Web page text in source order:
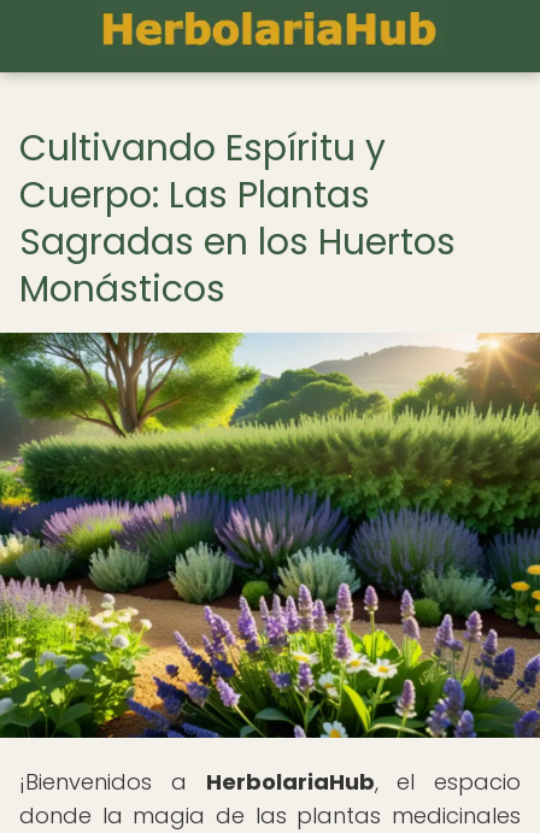
Cultivando Espíritu y
Cuerpo: Las Plantas
Sagradas en los Huertos
Monásticos
¡Bienvenidos a HerbolariaHub, el espacio
donde la magia de las plantas medicinales